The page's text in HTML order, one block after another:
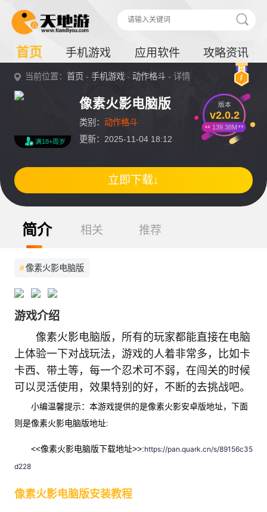
首页 手机游戏 应用软件 攻略资讯
当前位置：首页 -手机游戏 -动作格斗 - 详情
满18+周岁
像素火影电脑版
类别： 动作格斗
更新：2025-11-04 18:12
版本
v2.0.2
139.38M
立即下载↓
简介 相关 推荐
#像素火影电脑版
游戏介绍
像素火影电脑版，所有的玩家都能直接在电脑
上体验一下对战玩法，游戏的人着非常多，比如卡
卡西、带土等，每一个忍术可不弱，在闯关的时候
可以灵活使用，效果特别的好，不断的去挑战吧。
小编温馨提示：本游戏提供的是像素火影安卓版地址，下面
则是像素火影电脑版地址:
<<像素火影电脑版下载地址>>:https://pan.quark.cn/s/89156c35
d228
像素火影电脑版安装教程